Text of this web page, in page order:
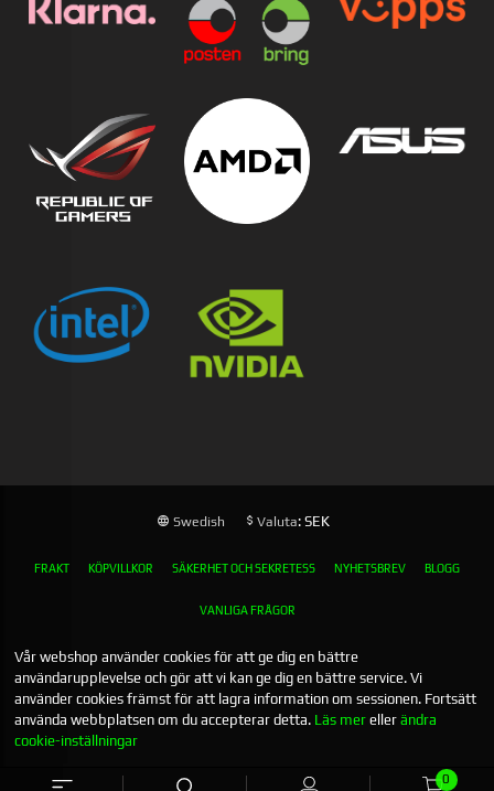
0
Swedish Valuta: SEK
FRAKT KÖPVILLKOR SÄKERHET OCH SEKRETESS NYHETSBREV BLOGG
VANLIGA FRÅGOR
Vår webshop använder cookies för att ge dig en bättre
användarupplevelse och gör att vi kan ge dig en bättre service. Vi
använder cookies främst för att lagra information om sessionen. Fortsätt
använda webbplatsen om du accepterar detta. Läs mer ellerändra
cookie-inställningar